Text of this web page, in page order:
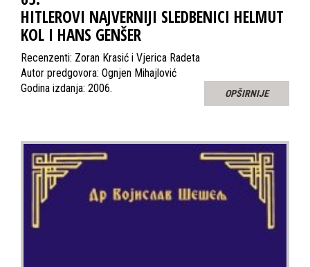
HITLEROVI NAJVERNIJI SLEDBENICI HELMUT
KOL I HANS GENŠER
Recenzenti: Zoran Krasić i Vjerica Radeta
Autor predgovora: Ognjen Mihajlović
Godina izdanja: 2006.
OPŠIRNIJE